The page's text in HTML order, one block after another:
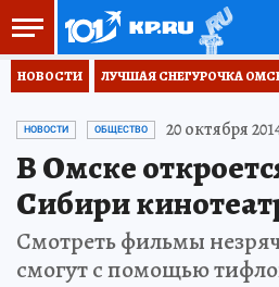
НОВОСТИ ЛУЧШАЯ СНЕГУРОЧКА
НОВОСТИ ОБЩЕСТВО 20 октября
В Омске
Сибири
Смотреть фильмы
смогут с помощью